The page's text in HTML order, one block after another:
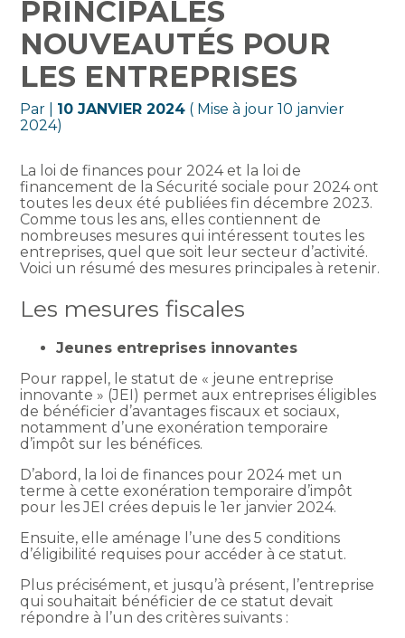
PRINCIPALES
NOUVEAUTÉS POUR
LES ENTREPRISES
Par 10 JANVIER 2024 ( Mise à jour 10 janvier
2024)
La loi de finances pour 2024 et la loi de
financement de la Sécurité sociale pour 2024 ont
toutes les deux été publiées fin décembre 2023.
Comme tous les ans, elles contiennent de
nombreuses mesures qui intéressent toutes les
entreprises, quel que soit leur secteur d’activité.
Voici un résumé des mesures principales à retenir.
Les mesures fiscales
Jeunes entreprises innovantes
Pour rappel, le statut de « jeune entreprise
innovante » (JEI) permet aux entreprises éligibles
de bénéficier d’avantages fiscaux et sociaux,
notamment d’une exonération temporaire
d’impôt sur les bénéfices.
D’abord, la loi de finances pour 2024 met un
terme à cette exonération temporaire d’impôt
pour les JEI crées depuis le 1er janvier 2024.
Ensuite, elle aménage l’une des 5 conditions
d’éligibilité requises pour accéder à ce statut.
Plus précisément, et jusqu’à présent, l’entreprise
qui souhaitait bénéficier de ce statut devait
répondre à l’un des critères suivants :